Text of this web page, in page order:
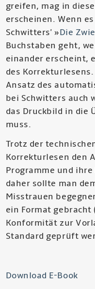
greifen, mag in
erscheinen. Wenn
Schwitters' »Die
Buchstaben geht,
einander erscheint,
des
Ansatz des
bei Schwitters auch
das Druckbild in die
muss.
Trotz der
Korrekturlesen den
Programme und
daher sollte man
Misstrauen
ein Format
Konformität zur
Standard geprüft
Download E-Book